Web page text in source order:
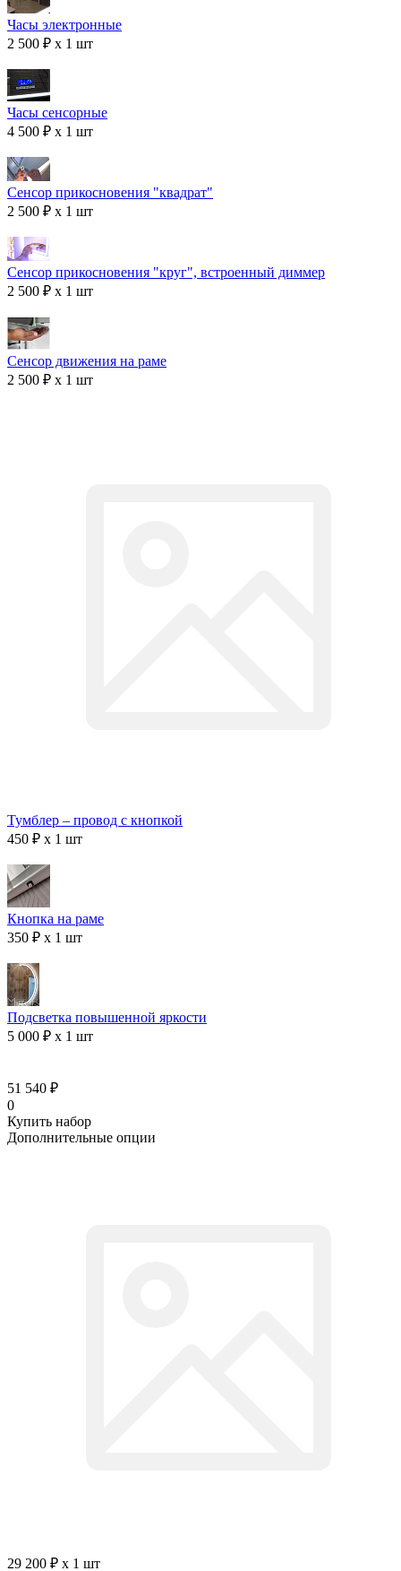
Часы электронные
2 500 ₽ x 1 шт
Часы сенсорные
4 500 ₽ x 1 шт
Сенсор прикосновения "квадрат"
2 500 ₽ x 1 шт
Сенсор прикосновения "круг", встроенный диммер
2 500 ₽ x 1 шт
Сенсор движения на раме
2 500 ₽ x 1 шт
Тумблер – провод с кнопкой
450 ₽ x 1 шт
Кнопка на раме
350 ₽ x 1 шт
Подсветка повышенной яркости
5 000 ₽ x 1 шт
51 540 ₽
0
Купить набор
Дополнительные опции
29 200 ₽ x 1 шт